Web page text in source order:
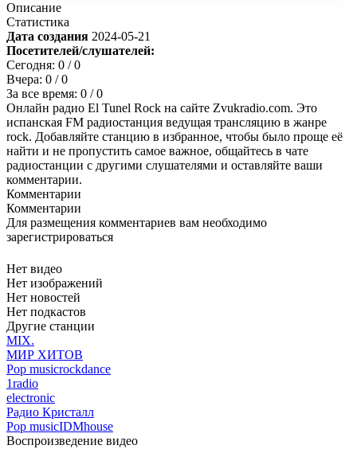
Описание
Статистика
Дата создания 2024-05-21
Посетителей/слушателей:
Сегодня: 0 / 0
Вчера: 0 / 0
За все время: 0 / 0
Онлайн радио El Tunel Rock на сайте Zvukradio.com. Это
испанская FM радиостанция ведущая трансляцию в жанре
rock. Добавляйте станцию в избранное, чтобы было проще её
найти и не пропустить самое важное, общайтесь в чате
радиостанции с другими слушателями и оставляйте ваши
комментарии.
Комментарии
Комментарии
Для размещения комментариев вам необходимо
зарегистрироваться
Нет видео
Нет изображений
Нет новостей
Нет подкастов
Другие станции
MIX.
МИР ХИТОВ
Pop musicrockdance
1radio
electronic
Радио Кристалл
Pop musicIDMhouse
Воспроизведение видео